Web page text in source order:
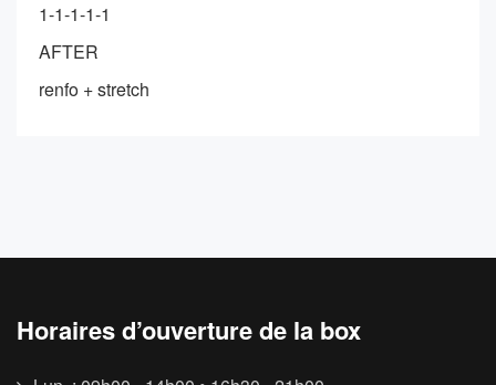
1-1-1-1-1
AFTER
renfo + stretch
Horaires d’ouverture de la box